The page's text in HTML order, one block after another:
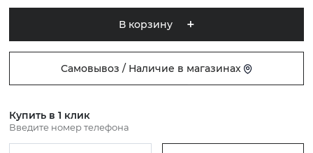
В корзину
Самовывоз / Наличие в магазинах
Купить в 1 клик
Введите номер телефона